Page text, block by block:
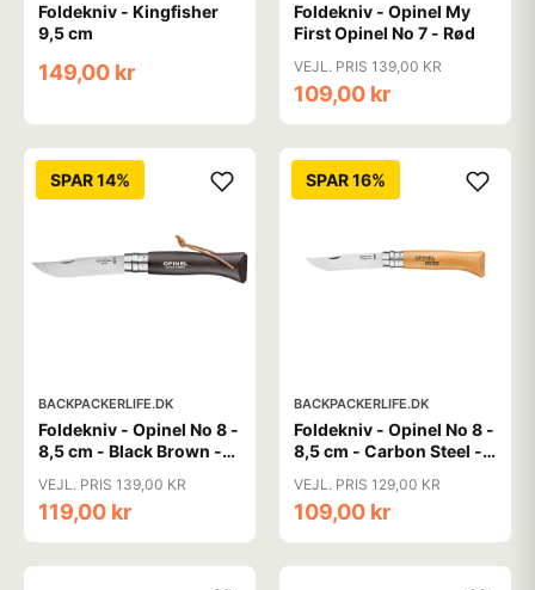
Foldekniv - Kingfisher
9,5 cm
149,00 kr
Foldekniv - Opinel My
First Opinel No 7 - Rød
VEJL. PRIS 139,00 KR
109,00 kr
SPAR 14%
BACKPACKERLIFE.DK
Foldekniv - Opinel No 8 -
8,5 cm - Black Brown -
VEJL. PRIS 139,00 KR
119,00 kr
SPAR 16%
BACKPACKERLIFE.DK
Foldekniv - Opinel No 8 -
8,5 cm - Carbon Steel -
VEJL. PRIS 129,00 KR
109,00 kr